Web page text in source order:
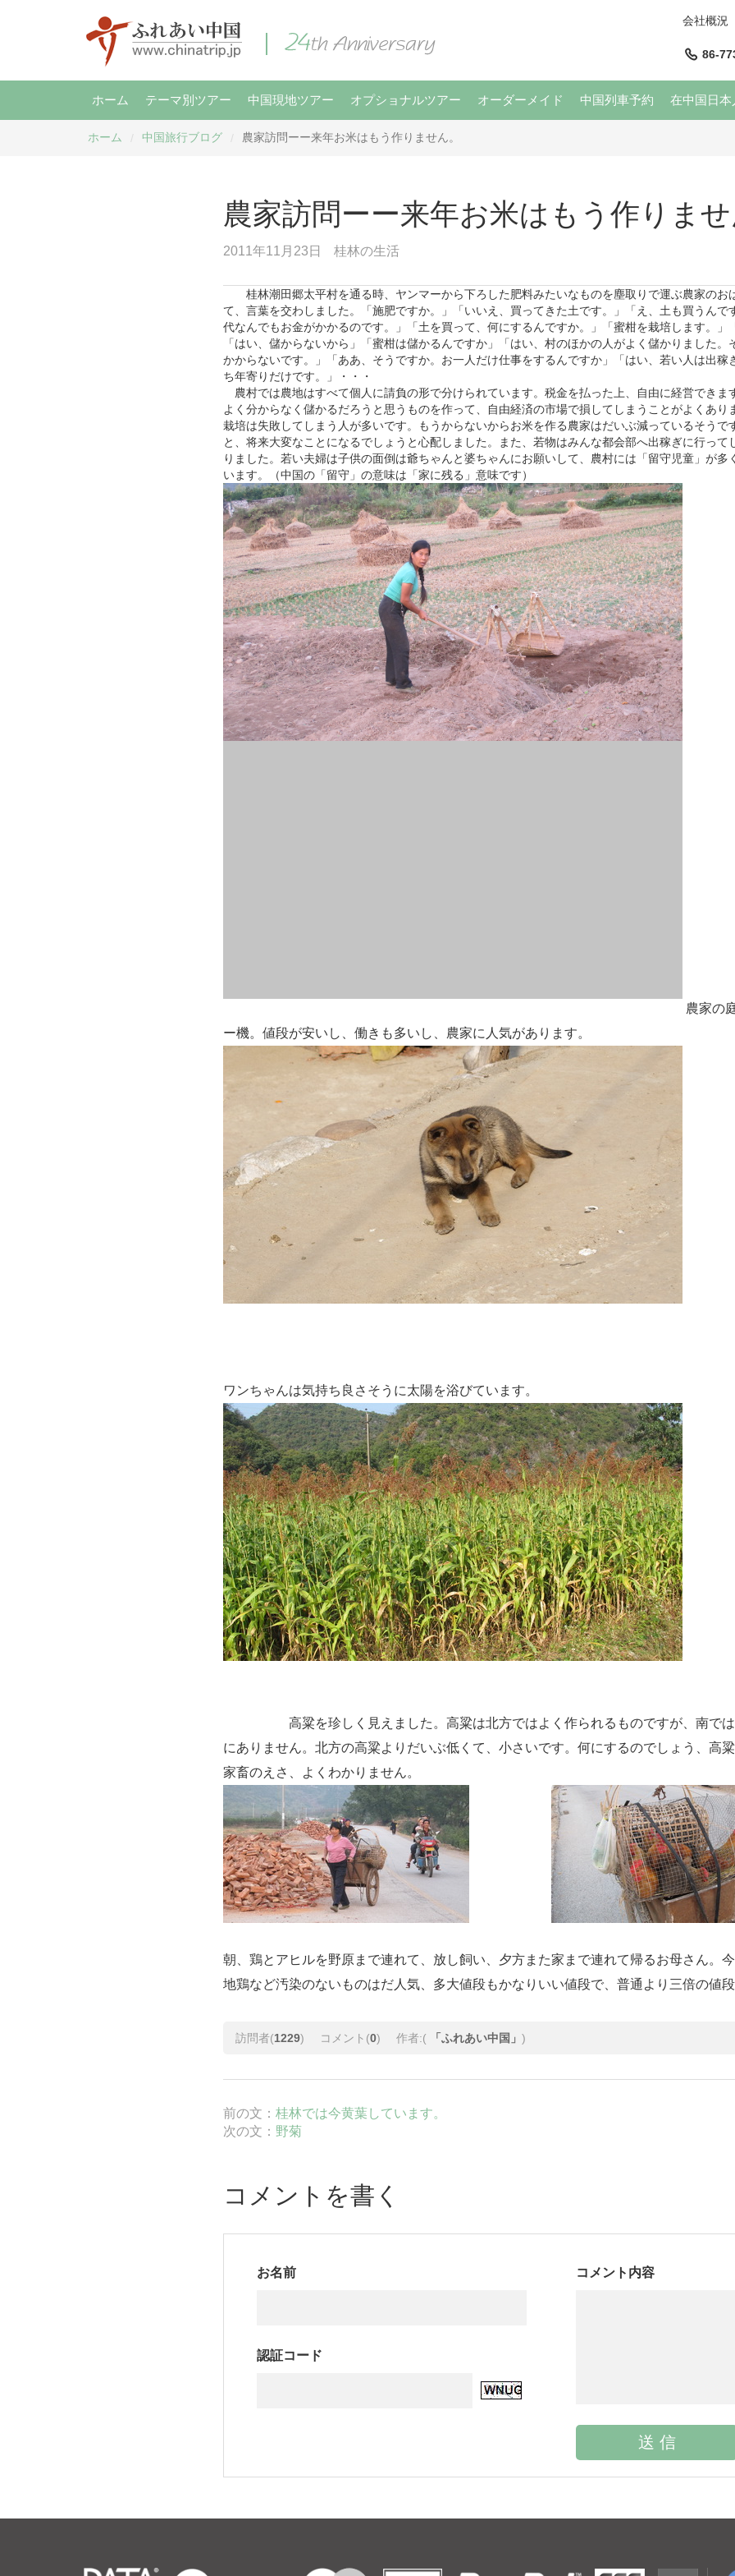
会社概況
86-
ホーム テーマ別ツアー 中国現地ツアー オプショナルツアー オーダーメイド 中国列車予約 在中国日本
ホーム 中国旅行ブログ 農家訪問ーー来年お米はもう作りません。
農家訪問ーー来年お米はもう作りませ
2011年11月23日 桂林の生活
桂林潮田郷太平村を通る時、ヤンマーから下ろした肥料みたいなものを塵取りで運ぶ農家のお
て、言葉を交わしました。「施肥ですか。」「いいえ、買ってきた土です。」「え、土も買うんで
代なんでもお金がかかるのです。」「土を買って、何にするんですか。」「蜜柑を栽培します。」
「はい、儲からないから」「蜜柑は儲かるんですか」「はい、村のほかの人がよく儲かりました。
かからないです。」「ああ、そうですか。お一人だけ仕事をするんですか」「はい、若い人は出稼
ち年寄りだけです。」・・・
農村では農地はすべて個人に請負の形で分けられています。税金を払った上、自由に経営できま
よく分からなく儲かるだろうと思うものを作って、自由経済の市場で損してしまうことがよくあり
栽培は失敗してしまう人が多いです。もうからないからお米を作る農家はだいぶ減っているそうで
と、将来大変なことになるでしょうと心配しました。また、若物はみんな都会部へ出稼ぎに行って
りました。若い夫婦は子供の面倒は爺ちゃんと婆ちゃんにお願いして、農村には「留守児童」が多
います。（中国の「留守」の意味は「家に残る」意味です）
農家の
ー機。値段が安いし、働きも多いし、農家に人気があります。
ワンちゃんは気持ち良さそうに太陽を浴びています。
高粱を珍しく見えました。高粱は北方ではよく作られるものですが、南では
にありません。北方の高粱よりだいぶ低くて、小さいです。何にするのでしょう、高
家畜のえさ、よくわかりません。
朝、鶏とアヒルを野原まで連れて、放し飼い、夕方また家まで連れて帰るお母さん。
地鶏など汚染のないものはだ人気、多大値段もかなりいい値段で、普通より三倍の値段
訪問者(1229) コメント(0) 作者:( 「ふれあい中国」 )
前の文： 桂林では今黄葉しています。
次の文： 野菊
コメントを書く
お名前
認証コード
コメント内容